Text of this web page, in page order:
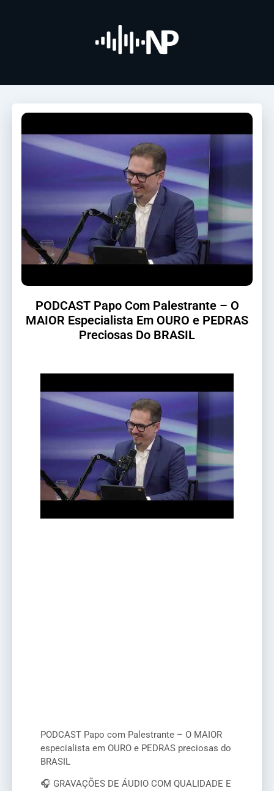
PODCAST Papo Com Palestrante – O
MAIOR Especialista Em OURO e PEDRAS
Preciosas Do BRASIL
PODCAST Papo com Palestrante – O MAIOR
especialista em OURO e PEDRAS preciosas do
BRASIL
🎧 GRAVAÇÕES DE ÁUDIO COM QUALIDADE E